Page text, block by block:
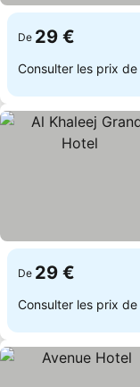
De 29 €
Consulter les prix de
De 29 €
Consulter les prix de